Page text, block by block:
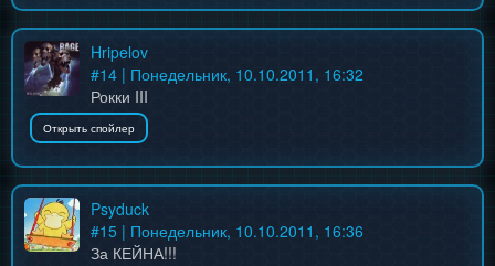
Hripelov
#14 | Понедельник, 10.10.2011, 16:32
Рокки III
Psyduck
#15 | Понедельник, 10.10.2011, 16:36
За КЕЙНА!!!